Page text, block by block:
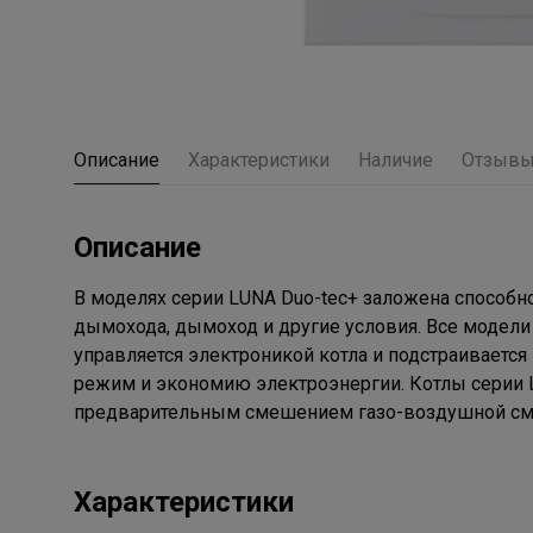
Описание Характеристики Наличие Отзывы
Описание
В моделях серии LUNA Duo-tec+ заложена
дымохода, дымоход и другие условия. Все
управляется электроникой котла и
режим и экономию электроэнергии. Котлы
предварительным смешением газо-воздушной
Характеристики